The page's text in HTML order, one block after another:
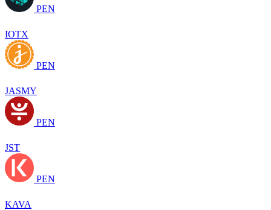
PEN
IOTX
PEN
JASMY
PEN
JST
PEN
KAVA